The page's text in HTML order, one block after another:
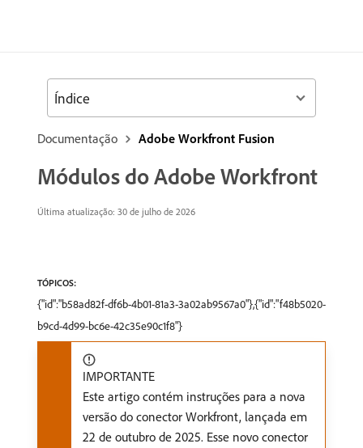
Documentação Adobe Workfront Fusion
Módulos do Adobe Workfront
Última atualização: 30 de julho de 2026
TÓPICOS:
{"id":"b58ad82f-df6b-4b01-81a3-3a02ab9567a0"},{"id":"f48b5020-
b9cd-4d99-bc6e-42c35e90c1f8"}
IMPORTANTE
Este artigo contém instruções para a nova
versão do conector Workfront, lançada em
22 de outubro de 2025. Esse novo conector
Índice